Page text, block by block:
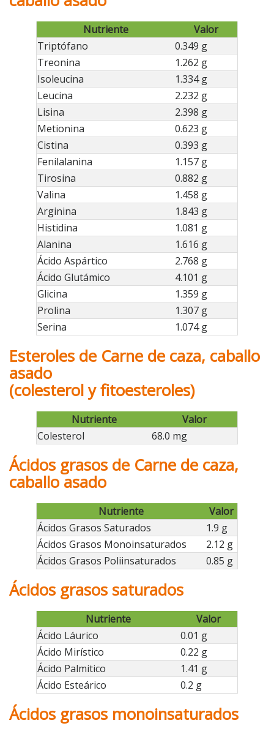
Nutriente
Valor
Triptófano
0.349 g
Treonina
1.262 g
Isoleucina
1.334 g
Leucina
2.232 g
Lisina
2.398 g
Metionina
0.623 g
Cistina
0.393 g
Fenilalanina
1.157 g
Tirosina
0.882 g
Valina
1.458 g
Arginina
1.843 g
Histidina
1.081 g
Alanina
1.616 g
Ácido Aspártico
2.768 g
Ácido Glutámico
4.101 g
Glicina
1.359 g
Prolina
1.307 g
Serina
1.074 g
Esteroles de Carne de caza, caballo
asado
(colesterol y fitoesteroles)
Nutriente
Valor
Colesterol
68.0 mg
Ácidos grasos de Carne de caza,
caballo asado
Nutriente
Valor
Ácidos Grasos Saturados
1.9 g
Ácidos Grasos Monoinsaturados
2.12 g
Ácidos Grasos Poliinsaturados
0.85 g
Ácidos grasos saturados
Nutriente
Valor
Ácido Láurico
0.01 g
Ácido Mirístico
0.22 g
Ácido Palmitico
1.41 g
Ácido Esteárico
0.2 g
Ácidos grasos monoinsaturados